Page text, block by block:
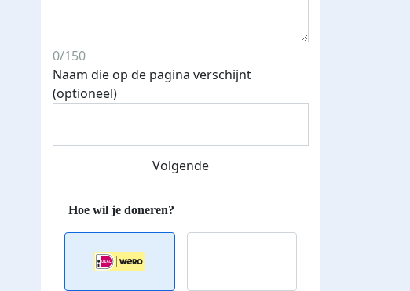
0/150
Naam die op de pagina verschijnt
(optioneel)
Volgende